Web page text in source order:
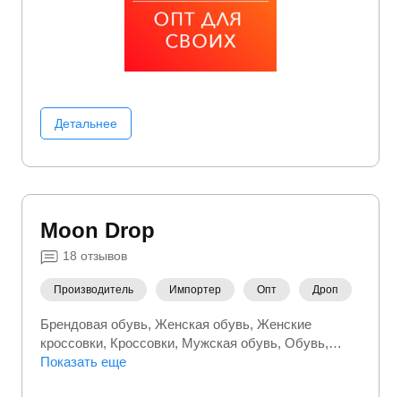
Детальнее
Moon Drop
18 отзывов
Производитель Импортер Опт Дроп
Брендовая обувь Женская обувь Женские
кроссовки Кроссовки Мужская обувь Обувь
Турецкая обувь
Показать еще